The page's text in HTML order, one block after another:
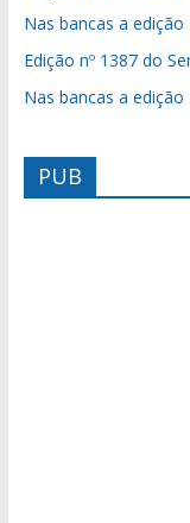
Nas bancas a
Edição nº 1387 do
Nas bancas a
PUB